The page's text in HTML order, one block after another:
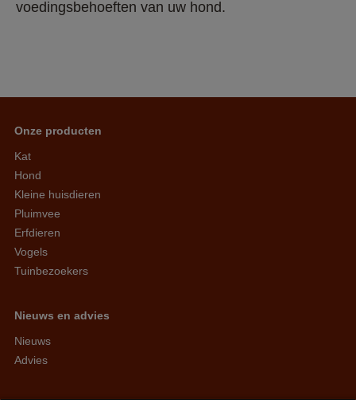
voedingsbehoeften van uw hond.
Onze producten
Kat
Hond
Kleine huisdieren
Pluimvee
Erfdieren
Vogels
Tuinbezoekers
Nieuws en advies
Nieuws
Advies